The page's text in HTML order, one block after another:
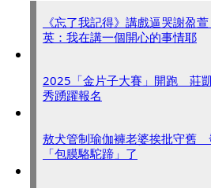
《忘了我記得》講戲逼哭謝盈
英：我在講一個開心的事情耶
2025「金片子大賽」開跑 莊
秀踴躍報名
敖犬管制瑜伽褲老婆挨批守舊
「包膜駱駝蹄」了